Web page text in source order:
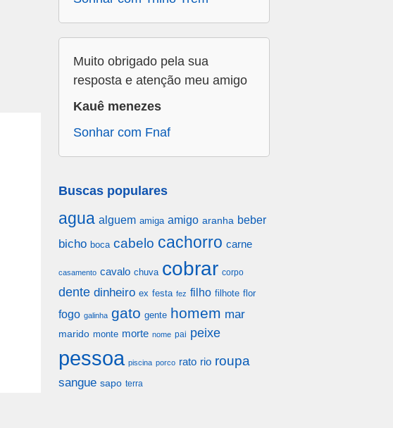
Muito obrigado pela sua
resposta e atenção meu amigo
Kauê menezes
Sonhar com Fnaf
Buscas populares
agua alguem amiga amigo aranha beber
bicho boca cabelo cachorro carne
casamento cavalo chuva cobrar corpo
dente dinheiro ex festa fez filho filhote flor
fogo galinha gato gente homem mar
marido monte morte nome pai peixe
pessoa piscina porco rato rio roupa
sangue sapo terra